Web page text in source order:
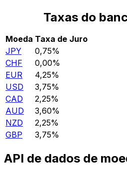
Taxas do
Moeda Taxa de Juro
JPY
0,75%
CHF
0,00%
EUR
4,25%
USD
3,75%
CAD
2,25%
AUD
3,60%
NZD
2,25%
GBP
3,75%
API de dados de